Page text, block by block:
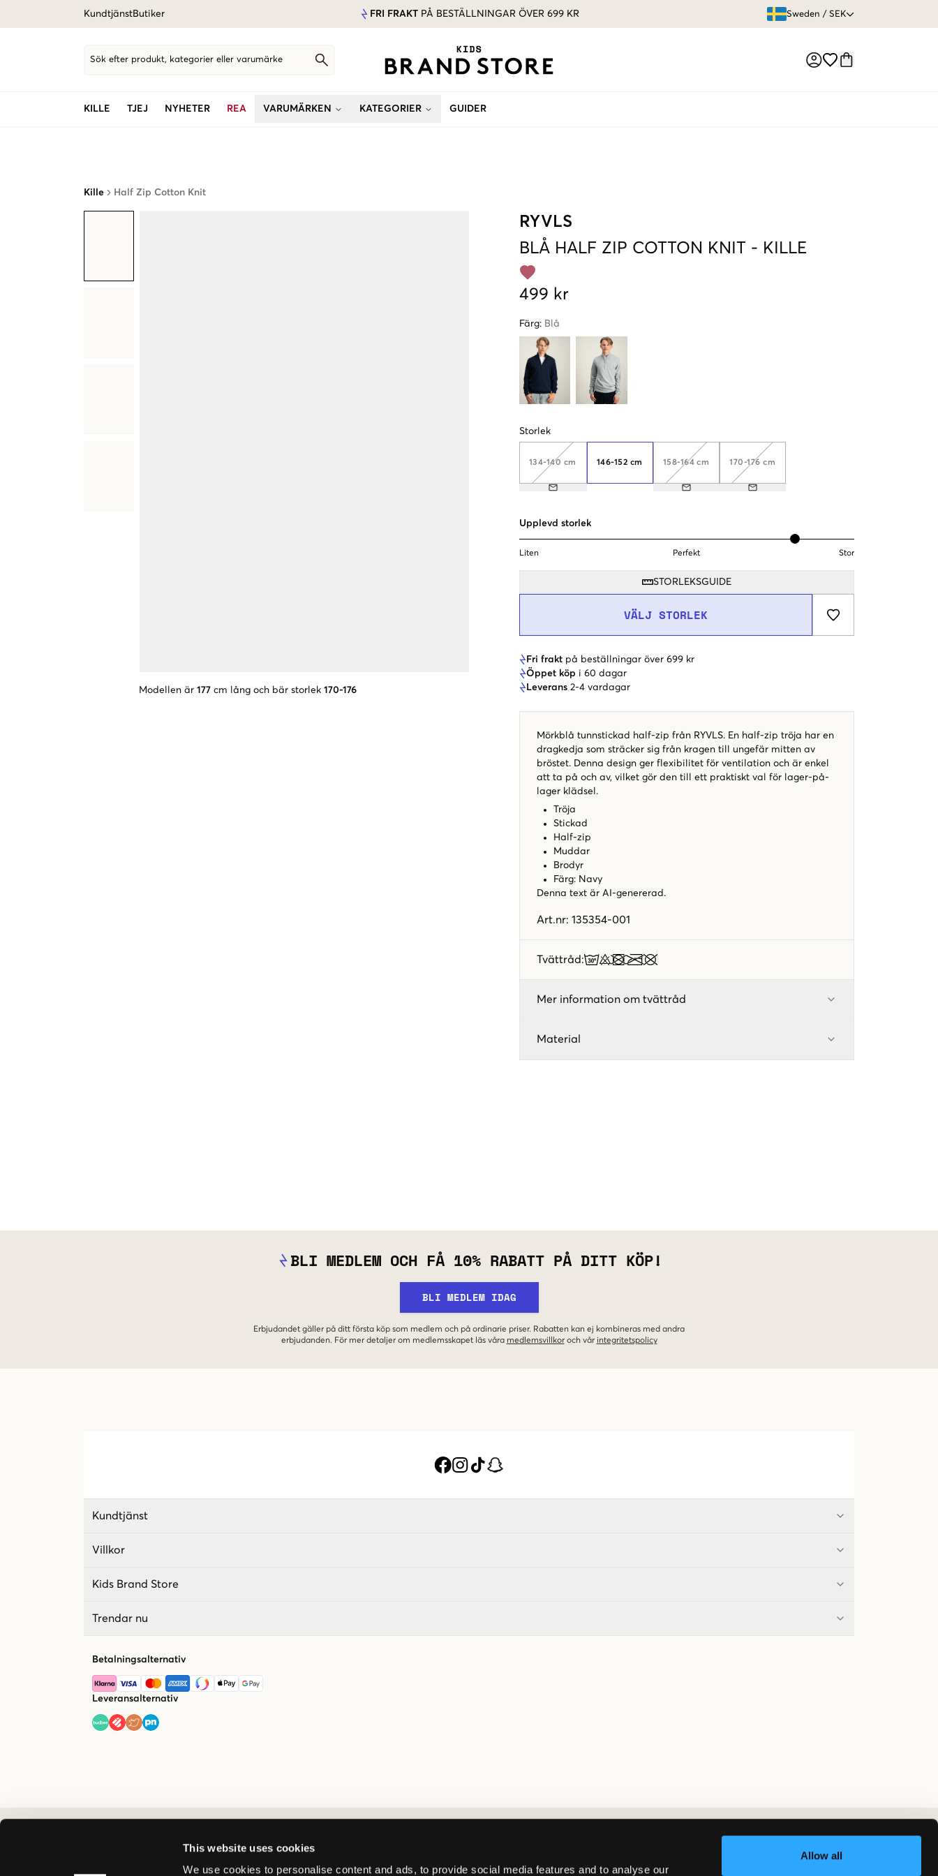
This website uses cookies
We use cookies to personalise content and ads, to provide social media features and to analyse our
Allow all
KundtjänstButiker FRI FRAKT PÅ BESTÄLLNINGAR ÖVER 699 KR Sweden / SEK
Sök efter produkt, kategorier eller varumärke
KILLE TJEJ NYHETER REA VARUMÄRKEN KATEGORIER GUIDER
Kille Half Zip Cotton Knit
Modellen är 177 cm lång och bär storlek 170-176
RYVLS
BLÅ HALF ZIP COTTON KNIT - KILLE
499 kr
Färg: Blå
Storlek
134-140 cm 146-152 cm 158-164 cm 170-176 cm
Upplevd storlek
Liten Perfekt Stor
STORLEKSGUIDE
VÄLJ STORLEK
Fri frakt på beställningar över 699 kr
Öppet köp i 60 dagar
Leverans 2-4 vardagar
Mörkblå tunnstickad half-zip från RYVLS. En half-zip tröja har en
dragkedja som sträcker sig från kragen till ungefär mitten av
bröstet. Denna design ger flexibilitet för ventilation och är enkel
att ta på och av, vilket gör den till ett praktiskt val för lager-på-
lager klädsel.
Tröja
Stickad
Half-zip
Muddar
Brodyr
Färg: Navy
Denna text är AI-genererad.
Art.nr: 135354-001
Tvättråd:
Mer information om tvättråd
Material
BLI MEDLEM OCH FÅ 10% RABATT PÅ DITT KÖP!
BLI MEDLEM IDAG
Erbjudandet gäller på ditt första köp som medlem och på ordinarie priser. Rabatten kan ej kombineras med andra
erbjudanden. För mer detaljer om medlemsskapet läs våra medlemsvillkor och vår integritetspolicy
Kundtjänst
Villkor
Kids Brand Store
Trendar nu
Betalningsalternativ
Leveransalternativ